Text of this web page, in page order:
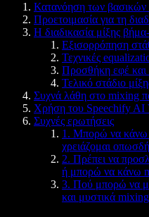
Κατανόηση των
Προετοιμασία για τη
Η διαδικασία μίξης
Εξισορρόπηση
Τεχνικές
Προσθήκη εφέ και
Τελικό στάδιο
Συχνά λάθη στο mixing
Χρήση του Speechify AI
Συχνές ερωτήσεις
1. Μπορώ να κάνω
χρειάζομαι
2. Πρέπει να
ή μπορώ να κάνω
3. Πού μπορώ να
και μυστικά